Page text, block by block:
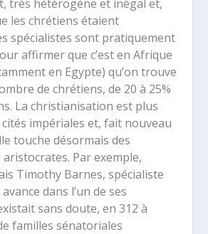
très hétérogène et inégal et,
les chrétiens étaient
spécialistes sont pratiquement
affirmer que c’est en Afrique
en Egypte) qu’on trouve
de chrétiens, de 20 à 25%
La christianisation est plus
impériales et, fait nouveau
touche désormais des
Par exemple,
Timothy Barnes, spécialiste
dans l’un de ses
sans doute, en 312 à
familles sénatoriales